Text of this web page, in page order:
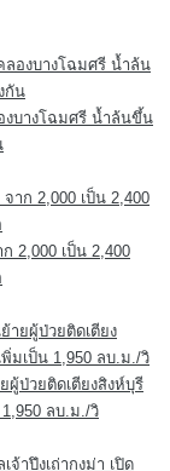
งบางโฉมศรี น้ำล้นขึ้น
2,000 เป็น 2,400
ผู้ป่วยติดเตียงสิงห์บุรี
ลบ.ม./วิ